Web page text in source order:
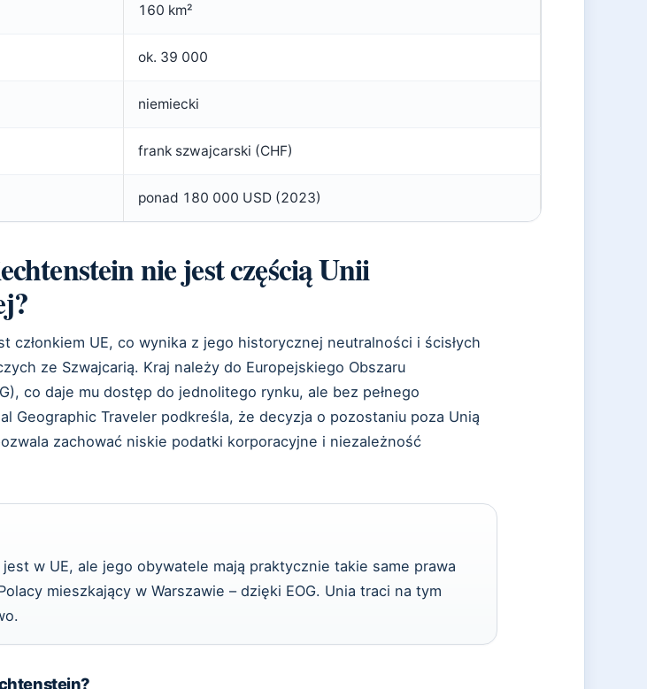
160 km²
ok. 39 000
niemiecki
frank szwajcarski (CHF)
ponad 180 000 USD (2023)
nie jest częścią Unii
członkiem UE, co wynika z jego historycznej neutralności i ścisłych
ze Szwajcarią. Kraj należy do Europejskiego Obszaru
co daje mu dostęp do jednolitego rynku, ale bez pełnego
Geographic Traveler podkreśla, że decyzja o pozostaniu poza Unią
zachować niskie podatki korporacyjne i niezależność
w UE, ale jego obywatele mają praktycznie takie same prawa
mieszkający w Warszawie – dzięki EOG. Unia traci na tym